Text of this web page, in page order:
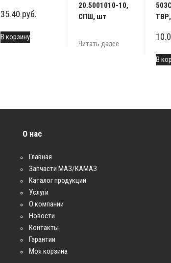
35.40 руб.
В корзину
20.5001010-10,
СПШ, шт
Читать далее
В
О нас
Главная
Запчасти МАЗ/КАМАЗ
Каталог продукции
Услуги
О компании
Новости
Контакты
Гарантии
Моя корзина